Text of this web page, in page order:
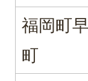
福岡町
町